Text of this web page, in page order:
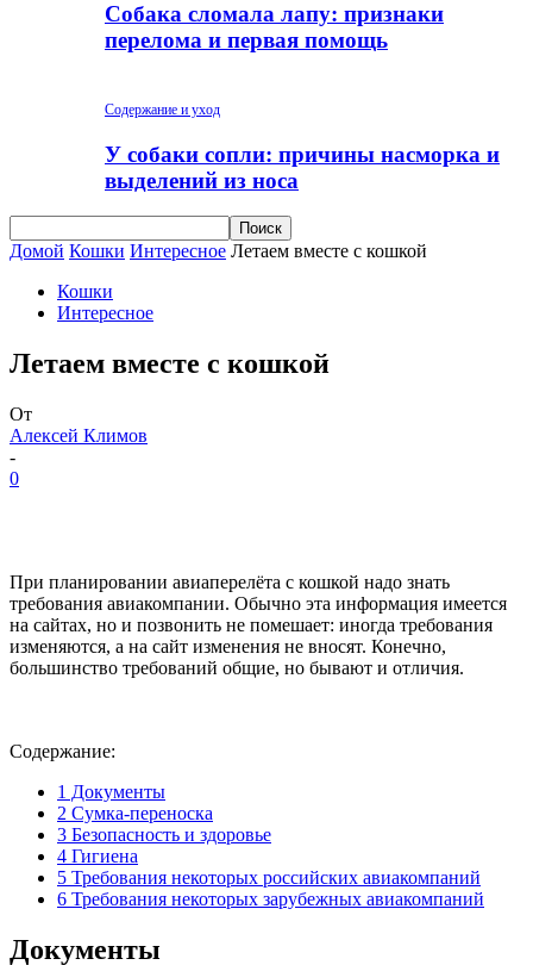
Собака сломала лапу: признаки
перелома и первая помощь
Содержание и уход
У собаки сопли: причины насморка и
выделений из носа
Домой Кошки Интересное Летаем вместе с кошкой
Кошки
Интересное
Летаем вместе с кошкой
От
Алексей Климов
-
0
При планировании авиаперелёта с кошкой надо знать
требования авиакомпании. Обычно эта информация имеется
на сайтах, но и позвонить не помешает: иногда требования
изменяются, а на сайт изменения не вносят. Конечно,
большинство требований общие, но бывают и отличия.
Содержание:
1 Документы
2 Сумка-переноска
3 Безопасность и здоровье
4 Гигиена
5 Требования некоторых российских авиакомпаний
6 Требования некоторых зарубежных авиакомпаний
Документы